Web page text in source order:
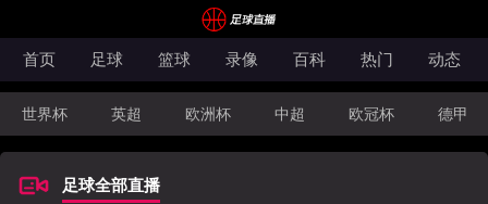
首页 足球 篮球 录像 百科 热门 动态
世界杯 英超 欧洲杯 中超 欧冠杯 德甲
CBA FIBA洲际杯
足球全部直播